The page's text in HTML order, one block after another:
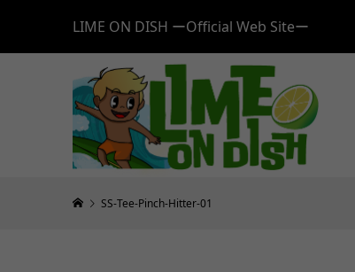
LIME ON DISH ーOfficial Web Siteー
SS-Tee-Pinch-Hitter-01